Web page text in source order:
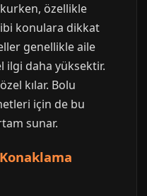
özellikle
konulara dikkat
genellikle aile
ilgi daha yüksektir.
kılar. Bolu
için de bu
sunar.